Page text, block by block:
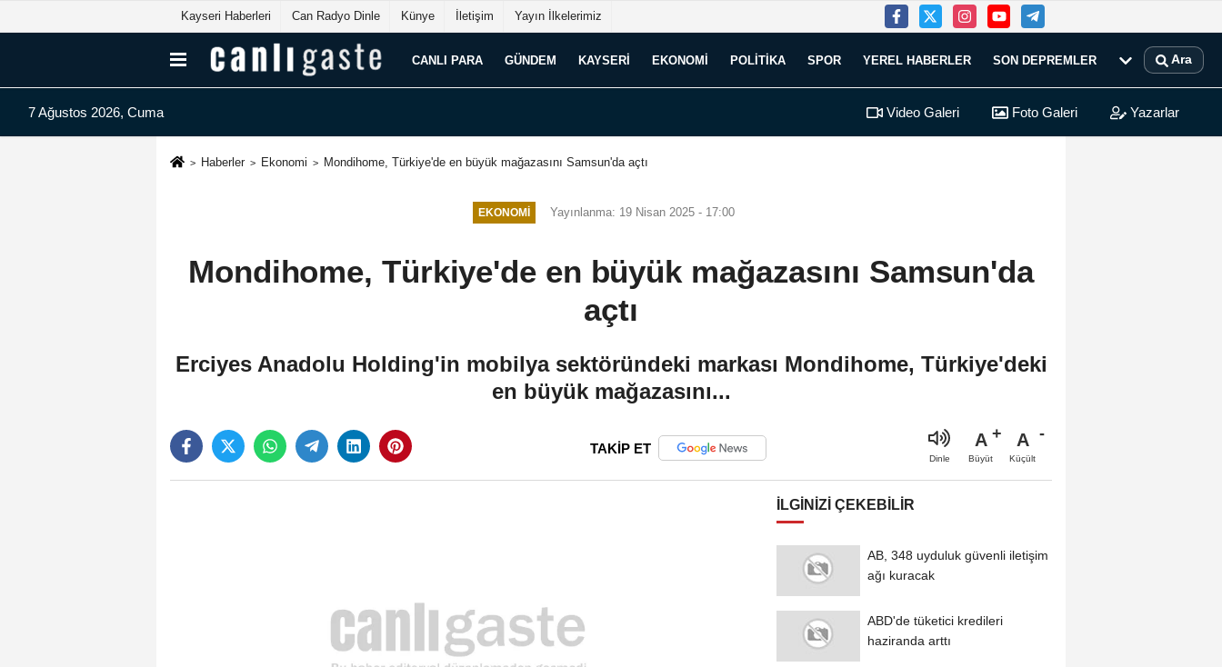
Kayseri Haberleri Can Radyo Dinle Künye İletişim Yayın İlkelerimiz
CANLI PARA GÜNDEM KAYSERI EKONOMI POLITIKA SPOR YEREL HABERLER SON DEPREMLER Ara
7 Ağustos 2026, Cuma Video Galeri Foto Galeri Yazarlar
Haberler Ekonomi Mondihome, Türkiye'de en büyük mağazasını Samsun'da açtı
EKONOMI Yayınlanma: 19 Nisan 2025 - 17:00
Mondihome, Türkiye'de en büyük mağazasını Samsun'da
açtı
Erciyes Anadolu Holding'in mobilya sektöründeki markası Mondihome, Türkiye'deki
en büyük mağazasını...
TAKİP ET
Dinle
A
Büyüt
A
Küçült
İLGINIZI ÇEKEBILIR
AB, 348 uyduluk güvenli iletişim
ağı kuracak
ABD'de tüketici kredileri
haziranda arttı